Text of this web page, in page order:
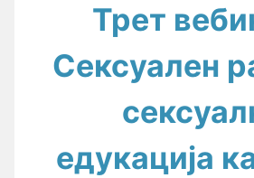
Трет
Сексуален
едукација